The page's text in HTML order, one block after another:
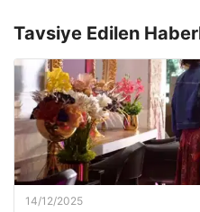
Tavsiye Edilen
14/12/2025